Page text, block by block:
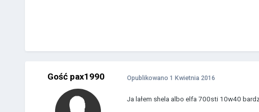
Gość pax1990 Opublikowano 1 Kwietnia 2016
Ja lałem shela albo elfa 700sti 10w40